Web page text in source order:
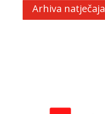
Arhiva natječaja